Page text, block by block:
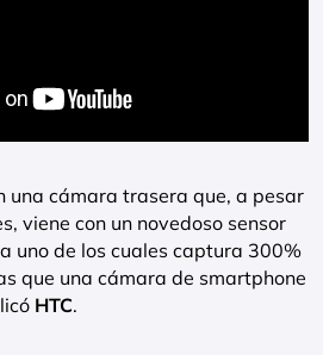
una cámara trasera que, a pesar
viene con un novedoso sensor
uno de los cuales captura 300%
que una cámara de smartphone
HTC.